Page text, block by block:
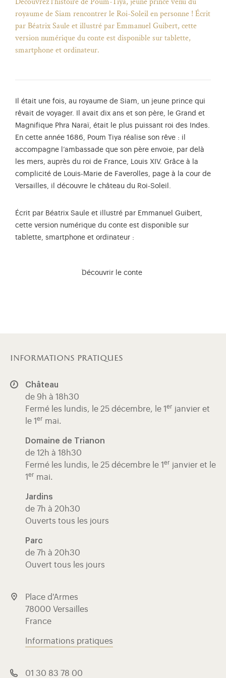
onglet)
nouvel onglet)
fenêtre modale)
de l'application (ouverture dans un nouvel onglet)
royaume de Siam rencontrer le Roi-Soleil en personne ! Écrit
par Béatrix Saule et illustré par Emmanuel Guibert, cette
version numérique du conte est disponible sur tablette,
smartphone et ordinateur.
Il était une fois, au royaume de Siam, un jeune prince qui
rêvait de voyager. Il avait dix ans et son père, le Grand et
Magnifique Phra Naraï, était le plus puissant roi des Indes.
En cette année 1686, Poum Tiya réalise son rêve : il
accompagne l’ambassade que son père envoie, par delà
les mers, auprès du roi de France, Louis XIV. Grâce à la
complicité de Louis-Marie de Faverolles, page à la cour de
Versailles, il découvre le château du Roi-Soleil.
Écrit par Béatrix Saule et illustré par Emmanuel Guibert,
cette version numérique du conte est disponible sur
tablette, smartphone et ordinateur :
Découvrir le conte
informations pratiques
Château
de 9h à 18h30
Fermé les lundis, le 25 décembre, le 1 er janvier et
le 1 er mai.
Domaine de Trianon
de 12h à 18h30
Fermé les lundis, le 25 décembre le 1 er janvier et le
1 er mai.
Jardins
de 7h à 20h30
Ouverts tous les jours
Parc
de 7h à 20h30
Ouvert tous les jours
Place d'Armes
78000 Versailles
France
Informations pratiques
01 30 83 78 00